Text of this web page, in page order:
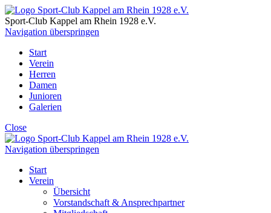
Sport-Club Kappel am Rhein 1928 e.V.
Navigation überspringen
Start
Verein
Herren
Damen
Junioren
Galerien
Close
Navigation überspringen
Start
Verein
Übersicht
Vorstandschaft & Ansprechpartner